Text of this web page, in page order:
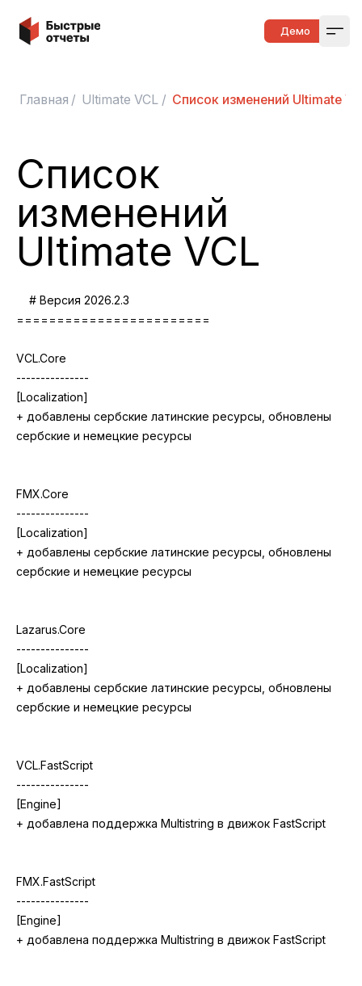
Быстрые отчеты Демо
Главная / Ultimate VCL / Список изменений Ultimate
Список
изменений
Ultimate VCL